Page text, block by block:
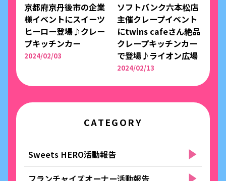
京都府京丹後市の企業
様イベントにスイーツ
ヒーロー登場♪クレー
プキッチンカー
2024/02/03
ソフトバンク六本松店
主催クレープイベント
にtwins cafeさん絶品
クレープキッチンカー
で登場♪ライオン広場
2024/02/13
CATEGORY
Sweets HERO活動報告
フランチャイズオーナー活動報告